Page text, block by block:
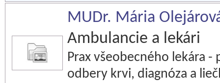
MUDr. Mária
Ambulancie a lekári
Prax všeobecného lekára
odbery krvi, diagnóza a